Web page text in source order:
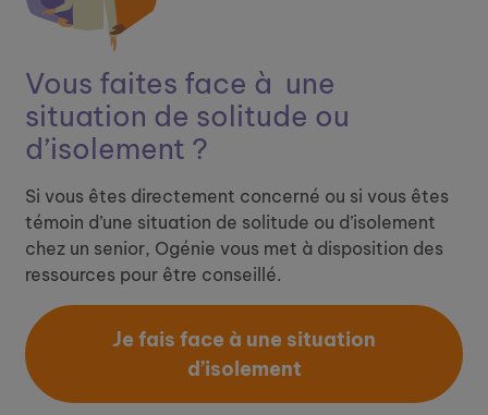
Vous faites face à ​ une
situation de solitude ou
d’isolement ?
Si vous êtes directement concerné ou si vous êtes
témoin d’une situation de solitude ou d’isolement
chez un senior, Ogénie vous met à disposition des
ressources pour être conseillé.
Je fais face à une situation
d’isolement